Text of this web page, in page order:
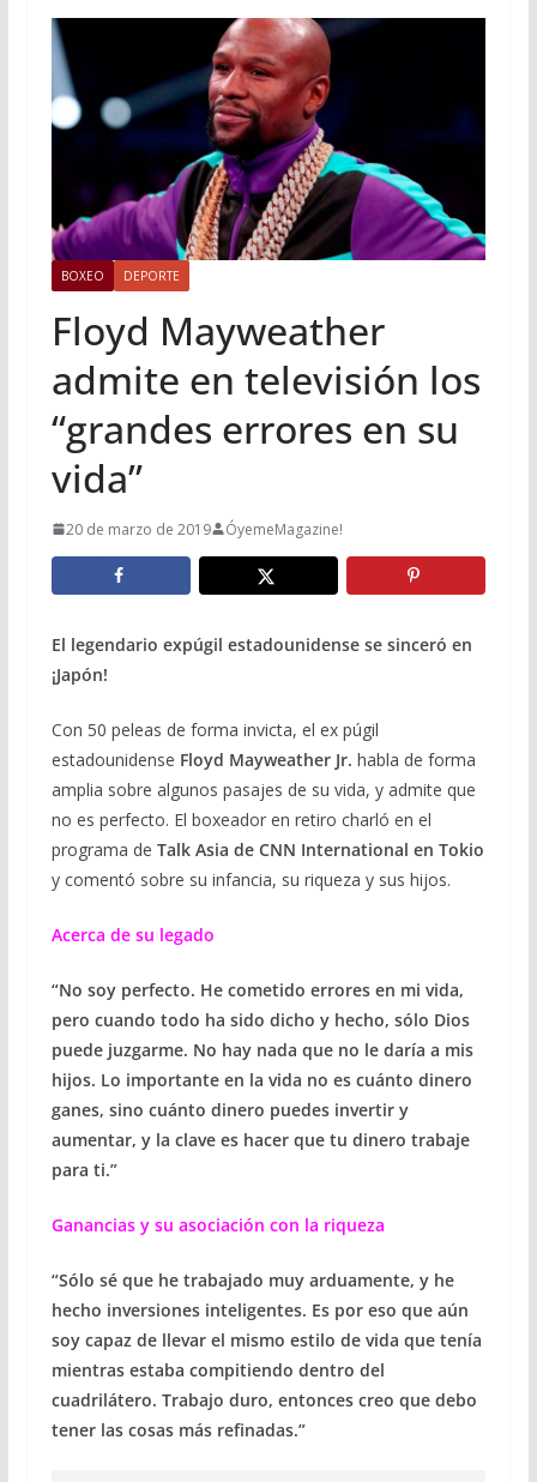
BOXEO DEPORTE
Floyd Mayweather
admite en televisión los
“grandes errores en su
vida”
20 de marzo de 2019 ÓyemeMagazine!
El legendario expúgil estadounidense se sinceró en
¡Japón!
Con 50 peleas de forma invicta, el ex púgil
estadounidense Floyd Mayweather Jr. habla de forma
amplia sobre algunos pasajes de su vida, y admite que
no es perfecto. El boxeador en retiro charló en el
programa de Talk Asia de CNN International en Tokio
y comentó sobre su infancia, su riqueza y sus hijos.
Acerca de su legado
“No soy perfecto. He cometido errores en mi vida,
pero cuando todo ha sido dicho y hecho, sólo Dios
puede juzgarme. No hay nada que no le daría a mis
hijos. Lo importante en la vida no es cuánto dinero
ganes, sino cuánto dinero puedes invertir y
aumentar, y la clave es hacer que tu dinero trabaje
para ti.”
Ganancias y su asociación con la riqueza
“Sólo sé que he trabajado muy arduamente, y he
hecho inversiones inteligentes. Es por eso que aún
soy capaz de llevar el mismo estilo de vida que tenía
mientras estaba compitiendo dentro del
cuadrilátero. Trabajo duro, entonces creo que debo
tener las cosas más refinadas.”